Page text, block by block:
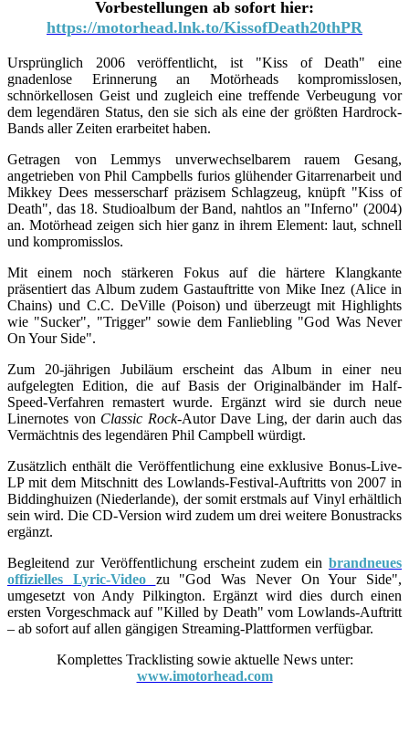
Vorbestellungen ab sofort hier:
https://motorhead.lnk.to/KissofDeath20thPR
Ursprünglich 2006 veröffentlicht, ist "Kiss of Death" eine
gnadenlose Erinnerung an Motörheads kompromisslosen,
schnörkellosen Geist und zugleich eine treffende Verbeugung vor
dem legendären Status, den sie sich als eine der größten Hardrock-
Bands aller Zeiten erarbeitet haben.
Getragen von Lemmys unverwechselbarem rauem Gesang,
angetrieben von Phil Campbells furios glühender Gitarrenarbeit und
Mikkey Dees messerscharf präzisem Schlagzeug, knüpft "Kiss of
Death", das 18. Studioalbum der Band, nahtlos an "Inferno" (2004)
an. Motörhead zeigen sich hier ganz in ihrem Element: laut, schnell
und kompromisslos.
Mit einem noch stärkeren Fokus auf die härtere Klangkante
präsentiert das Album zudem Gastauftritte von Mike Inez (Alice in
Chains) und C.C. DeVille (Poison) und überzeugt mit Highlights
wie "Sucker", "Trigger" sowie dem Fanliebling "God Was Never
On Your Side".
Zum 20-jährigen Jubiläum erscheint das Album in einer neu
aufgelegten Edition, die auf Basis der Originalbänder im Half-
Speed-Verfahren remastert wurde. Ergänzt wird sie durch neue
Linernotes von Classic Rock-Autor Dave Ling, der darin auch das
Vermächtnis des legendären Phil Campbell würdigt.
Zusätzlich enthält die Veröffentlichung eine exklusive Bonus-Live-
LP mit dem Mitschnitt des Lowlands-Festival-Auftritts von 2007 in
Biddinghuizen (Niederlande), der somit erstmals auf Vinyl erhältlich
sein wird. Die CD-Version wird zudem um drei weitere Bonustracks
ergänzt.
Begleitend zur Veröffentlichung erscheint zudem ein brandneues
offizielles Lyric-Video zu "God Was Never On Your Side",
umgesetzt von Andy Pilkington. Ergänzt wird dies durch einen
ersten Vorgeschmack auf "Killed by Death" vom Lowlands-Auftritt
– ab sofort auf allen gängigen Streaming-Plattformen verfügbar.
Komplettes Tracklisting sowie aktuelle News unter:
www.imotorhead.com